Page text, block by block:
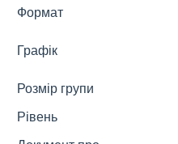
Формат
Графік
Розмір групи
Рівень